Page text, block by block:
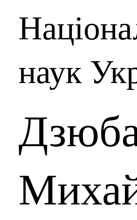
наук